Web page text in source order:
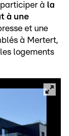
à la
à une
et une
à Mertert,
logements